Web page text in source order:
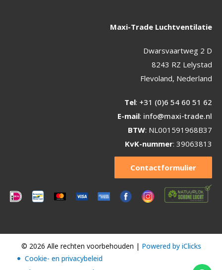
Maxi-Trade Luchtventilatie
Dwarsvaartweg 2 D
8243 RZ Lelystad
Flevoland, Nederland
Tel: +31 (0)6 54 60 51 62
E-mail: info@maxi-trade.nl
BTW: NL001591968B37
KvK-nummer: 39063813
Contactformulier
© 2026 Alle rechten voorbehouden | Powered by iClicks
Cookie- en privacybeleid